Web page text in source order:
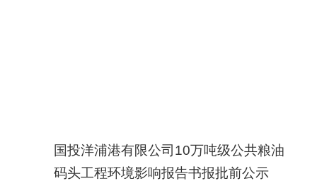
国投洋浦港有限公司10万吨级公共粮油
码头工程环境影响报告书报批前公示